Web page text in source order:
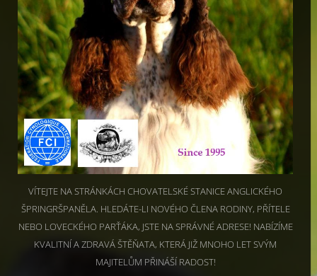
VÍTEJTE NA STRÁNKÁCH CHOVATELSKÉ STANICE ANGLICKÉHO
ŠPRINGRŠPANĚLA. HLEDÁTE-LI NOVÉHO ČLENA RODINY, PŘÍTELE
NEBO LOVECKÉHO PARŤÁKA, JSTE NA SPRÁVNÉ ADRESE! NABÍZÍME
KVALITNÍ A ZDRAVÁ ŠTĚŇATA, KTERÁ JIŽ MNOHO LET SVÝM
MAJITELŮM PŘINÁŠÍ RADOST!